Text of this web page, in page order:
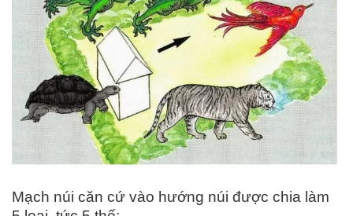
Mạch núi căn cứ vào hướng núi được chia làm